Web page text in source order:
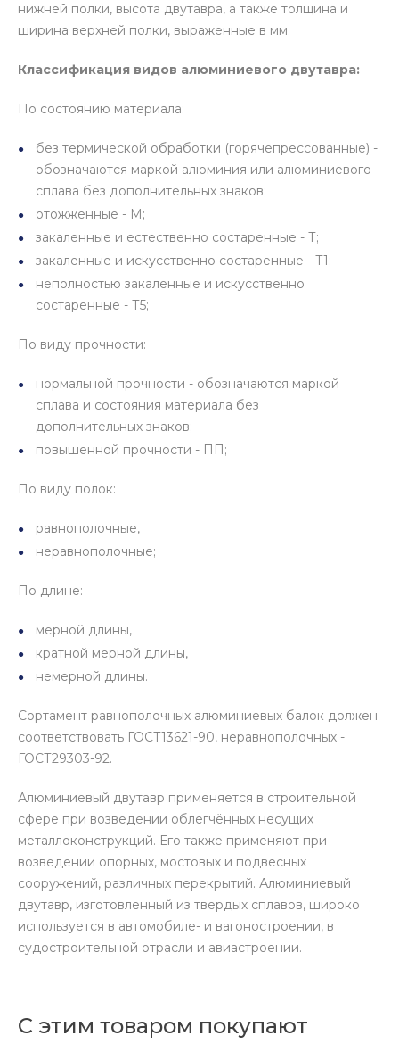
нижней полки, высота двутавра, а также толщина и
ширина верхней полки, выраженные в мм.
Классификация видов алюминиевого двутавра:
По состоянию материала:
без термической обработки (горячепрессованные) -
обозначаются маркой алюминия или алюминиевого
сплава без дополнительных знаков;
отожженные - М;
закаленные и естественно состаренные - Т;
закаленные и искусственно состаренные - Т1;
неполностью закаленные и искусственно
состаренные - Т5;
По виду прочности:
нормальной прочности - обозначаются маркой
сплава и состояния материала без
дополнительных знаков;
повышенной прочности - ПП;
По виду полок:
равнополочные,
неравнополочные;
По длине:
мерной длины,
кратной мерной длины,
немерной длины.
Сортамент равнополочных алюминиевых балок должен
соответствовать ГОСТ13621-90, неравнополочных -
ГОСТ29303-92.
Алюминиевый двутавр применяется в строительной
сфере при возведении облегчённых несущих
металлоконструкций. Его также применяют при
возведении опорных, мостовых и подвесных
сооружений, различных перекрытий. Алюминиевый
двутавр, изготовленный из твердых сплавов, широко
используется в автомобиле- и вагоностроении, в
судостроительной отрасли и авиастроении.
С этим товаром покупают